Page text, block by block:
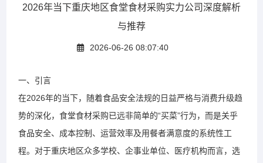
2026年当下重庆地区食堂食材采购实力公司深度解析
与推荐
2026-06-26 08:07:40
一、引言
在2026年的当下，随着食品安全法规的日益严格与消费升级趋
势的深化，食堂食材采购已远非简单的“买菜”行为，而是关乎
食品安全、成本控制、运营效率及用餐者满意度的系统性工
程。对于重庆地区众多学校、企事业单位、医疗机构而言，选